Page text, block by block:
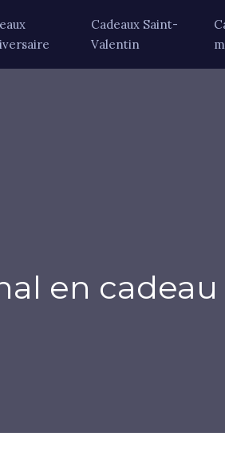
Cadeaux Saint-
Valentin
en cadeau